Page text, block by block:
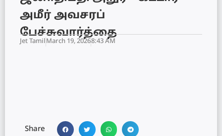
அமீர் அவசரப்
பேச்சுவார்த்தை
Jet TamilMarch 19, 20268:43 AM
Share